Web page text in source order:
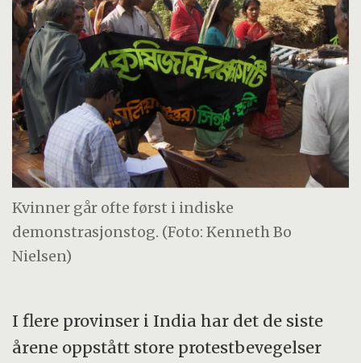
Kvinner går ofte først i indiske
demonstrasjonstog. (Foto: Kenneth Bo
Nielsen)
I flere provinser i India har det de siste
årene oppstått store protestbevegelser